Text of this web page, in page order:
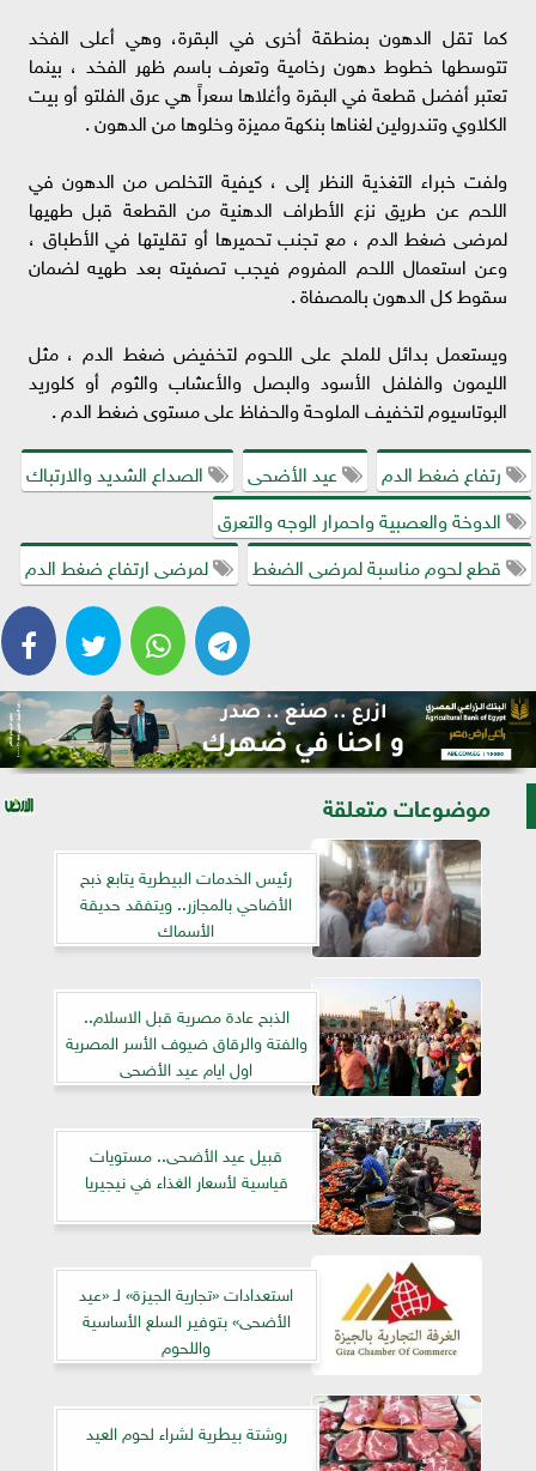
كما تقل الدهون بمنطقة أخرى في البقرة، وهي أعلى الفخد
تتوسطها خطوط دهون رخامية وتعرف باسم ظهر الفخد ، بينما
تعتبر أفضل قطعة في البقرة وأغلاها سعراً هي عرق الفلتو أو بيت
الكلاوي وتندرولين لغناها بنكهة مميزة وخلوها من الدهون .
ولفت خبراء التغذية النظر إلى ، كيفية التخلص من الدهون في
اللحم عن طريق نزع الأطراف الدهنية من القطعة قبل طهيها
لمرضى ضغط الدم ، مع تجنب تحميرها أو تقليتها في الأطباق ،
وعن استعمال اللحم المفروم فيجب تصفيته بعد طهيه لضمان
سقوط كل الدهون بالمصفاة .
ويستعمل بدائل للملح على اللحوم لتخفيض ضغط الدم ، مثل
الليمون والفلفل الأسود والبصل والأعشاب والثوم أو كلوريد
البوتاسيوم لتخفيف الملوحة والحفاظ على مستوى ضغط الدم .
رتفاع ضغط الدم
عيد الأضحى
الصداع الشديد والارتباك
الدوخة والعصبية واحمرار الوجه والتعرق
قطع لحوم مناسبة لمرضى الضغط
لمرضى ارتفاع ضغط الدم
موضوعات متعلقة
رئيس الخدمات البيطرية يتابع ذبح
الأضاحي بالمجازر.. ويتفقد حديقة
الأسماك
الذبح عادة مصرية قبل الاسلام..
والفتة والرقاق ضيوف الأسر المصرية
اول ايام عيد الأضحى
قبيل عيد الأضحى.. مستويات
قياسية لأسعار الغذاء في نيجيريا
استعدادات «تجارية الجيزة» لـ «عيد
الأضحى» بتوفير السلع الأساسية
واللحوم
روشتة بيطرية لشراء لحوم العيد